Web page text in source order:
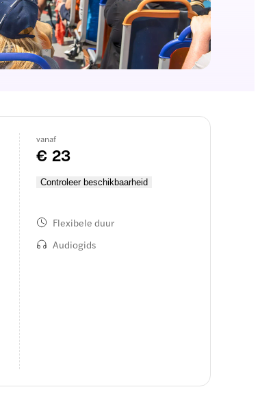
vanaf
€ 23
Controleer beschikbaarheid
Flexibele duur
Audiogids